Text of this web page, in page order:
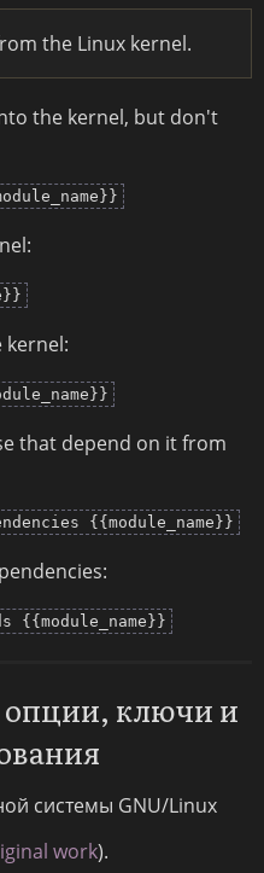
the Linux kernel.
the kernel, but don't
kernel:
that depend on it from
{{module_name}}
{{module_name}}
ключи и
системы GNU/Linux
work).